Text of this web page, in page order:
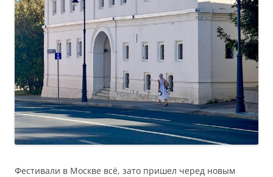
Фестивали в Москве всё, зато пришел черед новым